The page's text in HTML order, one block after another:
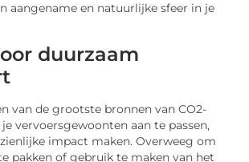
aangename en natuurlijke sfeer in je
duurzaam
van de grootste bronnen van CO2-
vervoersgewoonten aan te passen,
impact maken. Overweeg om
pakken of gebruik te maken van het